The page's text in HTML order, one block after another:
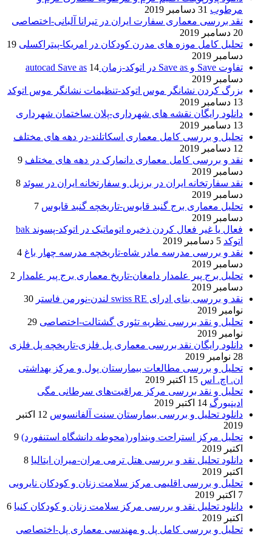
مرطوب 31 دسامبر 2019
نقد بررسی معماری سفارت ایران در تیرانا آلبانی-اختصاصی
20 دسامبر 2019
تحلیل کامل موزه های مدرن کودکان در امریکا-پیتراکسلی 19
دسامبر 2019
تفاوت Save و Save as در اتوکد-زمان autocad Save as
14
دسامبر 2019
بزرگ کردن نشانگر موس اتوکد-تنظیمات نشانگر موس اتوکد
13 دسامبر 2019
دانلود رایگان نقشه های شهرداری-پلان ساختمان شهرداری
13 دسامبر 2019
تحلیل و بررسی کامل معماری اسکاتلند-در دهه های مختلف
12 دسامبر 2019
نقد و بررسی کامل معماری دانمارک در دهه های مختلف 9
دسامبر 2019
نقد سفارتخانه ایران در برزیل و سفارتخانه ایران در سوئد 8
دسامبر 2019
تحلیل معماری برج گنبد قابوس-تاریخچه گنبد قابوس 7
دسامبر 2019
فعال یا غیر فعال کردن ذخیره اتوماتیک در اتوکد-پسوند bak
اتوکد 5 دسامبر 2019
نقد و بررسی مدرسه مادر شاه-تاریخچه مدرسه چهار باغ 4
دسامبر 2019
تحلیل برج پیر علمدار دامغان-تاریخ معماری برج پیر علمدار 2
دسامبر 2019
نقد و بررسی بنای ادرای swiss RE لندن-نورمن فاستر
30
نوامبر 2019
تحلیل و نقد بررسی نظریه تئوری گشتالت-اختصاصی 29
نوامبر 2019
دانلود رایگان نقد بررسی معماری پل فلزی-تاریخچه پل فلزی
28 نوامبر 2019
تحلیل و بررسی مطالعات بیمارستان پول و مرکز بهداشتی
ان. اچ. اس 15 اکتبر 2019
تحلیل و نقد بررسی مرکز مراقبت‌های سرطانی مگی
ادینبورگ 14 اکتبر 2019
دانلود تحلیل و بررسی بیمارستان سنت آلفانسوس
12 اکتبر
2019
تحلیل مرکز استراحت وینداور(محوطه دانشگاه استنفورد) 9
اکتبر 2019
دانلود تحلیل نقد و بررسی هتل ترمی مران-میران ایتالیا 8
اکتبر 2019
تحلیل و بررسی اقلیمی مرکز سلامت زنان و کودکان نایروبی
7 اکتبر 2019
دانلود تحلیل نقد و بررسی مرکز سلامت زنان و کودکان کنیا 6
اکتبر 2019
تحلیل و بررسی کامل پل و مهندسی معماری پل-اختصاصی